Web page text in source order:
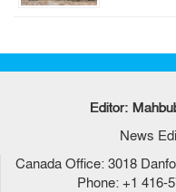
Editor:
News
Canada Office: 3018
Phone: +1 416-